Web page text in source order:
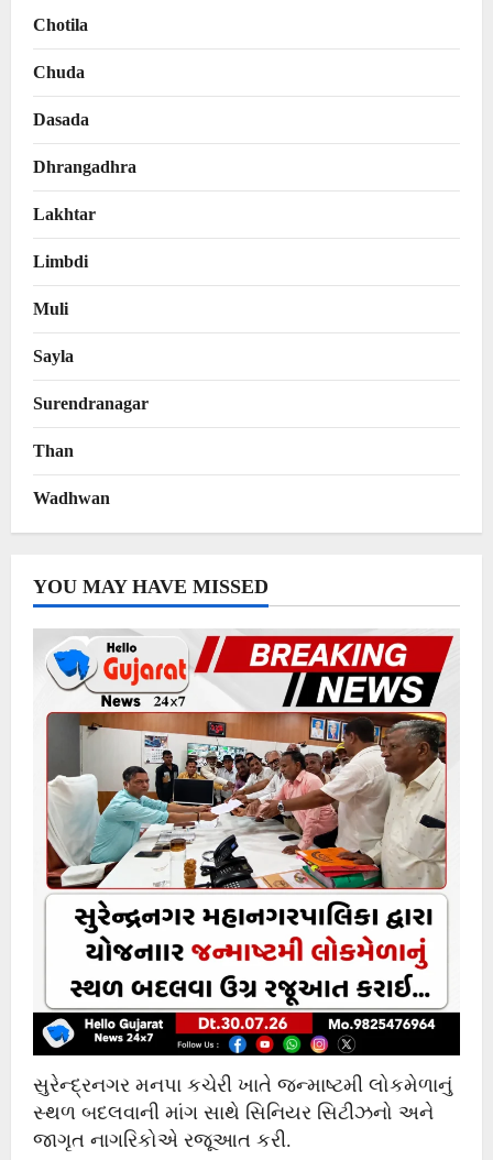
Chotila
Chuda
Dasada
Dhrangadhra
Lakhtar
Limbdi
Muli
Sayla
Surendranagar
Than
Wadhwan
YOU MAY HAVE MISSED
સુરેન્દ્રનગર મનપા કચેરી ખાતે જન્માષ્ટમી લોકમેળાનું
સ્થળ બદલવાની માંગ સાથે સિનિયર સિટીઝનો અને
જાગૃત નાગરિકોએ રજૂઆત કરી.